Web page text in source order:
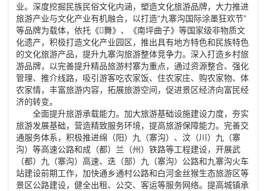
业。深度挖掘民族民俗文化内涵，塑造文化旅游品牌，大力推进
旅游产业与文化产业有机融合，以打造“九寨沟国际涂墨狂欢节”
等品牌为载体，依托《舞》、《南坪曲子》等国家级非物质文
化遗产，积极打造文化产业园区，推出具有地方特色和民族特色
的文化旅游产品，提升九寨沟旅游整体竞争力。深入打造乡村旅
游品牌，以完善提升精品旅游村寨为重点，通过资源整合、强化
管理、推介线路，吸引游客吃农家饭、住农家庄、购农家物、体
农家情，丰富旅游内容，拓展旅游空间，促进景区经济向富民经
济的转变。
全面提升旅游承载能力。加大旅游基础设施建设力度，夯实
旅游发展基础，营造精致服务环境，提高旅游保障能力。完善交
通服务体系，积极推进绵（阳）九（寨沟）、汶（川）九（寨
沟）等高速公路和成（都）兰（州）铁路等工程建设，开展武
（都）九（寨沟）高速、迭（部）九（寨沟）公路和九寨沟火车
站建设前期工作，加快通乡通村公路和白河金丝猴生态旅游区等
景区公路建设，健全出租、公交、客运等服务网络。提高城镇承